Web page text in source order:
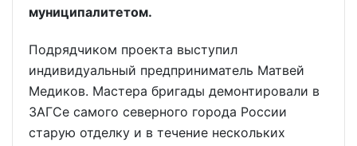
муниципалитетом.
Подрядчиком проекта выступил
индивидуальный предприниматель Матвей
Медиков. Мастера бригады демонтировали в
ЗАГСе самого северного города России
старую отделку и в течение нескольких